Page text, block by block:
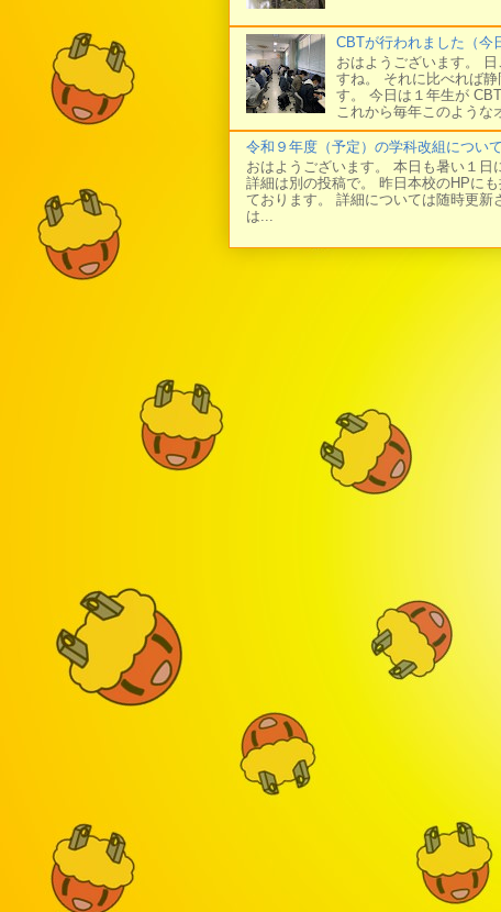
CBTが行われました（今
おはようございます。
すね。 それに比べれば
す。 今日は１年生が
これから毎年このような
令和９年度（予定）の学科改組について
おはようございます。 本日も暑い１日
詳細は別の投稿で。 昨日本校のHPに
ております。 詳細については随時更
は...